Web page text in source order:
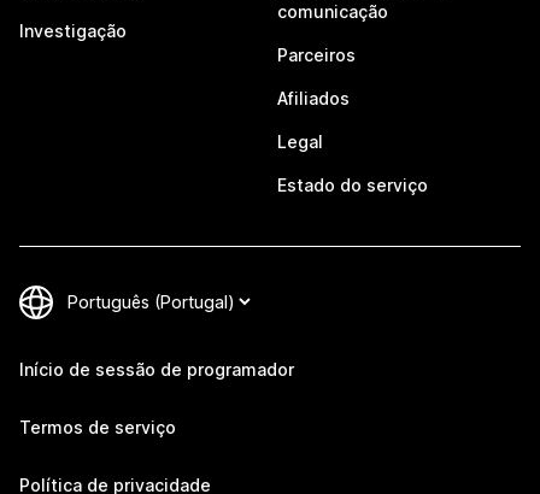
Investigação
comunicação
Parceiros
Afiliados
Legal
Estado do serviço
Início de sessão de programador
Termos de serviço
Política de privacidade